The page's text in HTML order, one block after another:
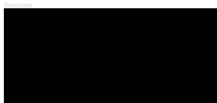
Черногории